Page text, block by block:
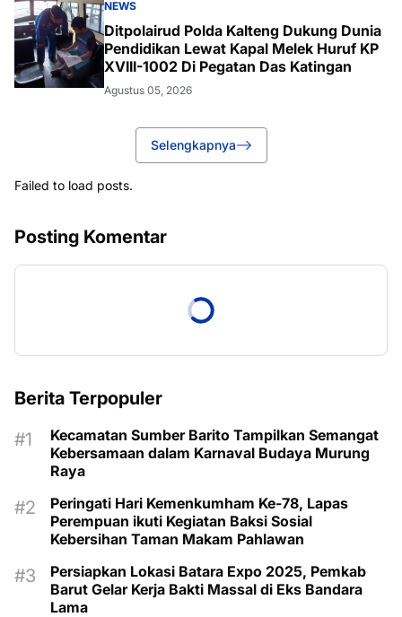
NEWS
Ditpolairud Polda Kalteng Dukung Dunia
Pendidikan Lewat Kapal Melek Huruf KP
XVIII-1002 Di Pegatan Das Katingan
Agustus 05, 2026
Selengkapnya
Failed to load posts.
Posting Komentar
Berita Terpopuler
Kecamatan Sumber Barito Tampilkan Semangat
Kebersamaan dalam Karnaval Budaya Murung
Raya
Peringati Hari Kemenkumham Ke-78, Lapas
Perempuan ikuti Kegiatan Baksi Sosial
Kebersihan Taman Makam Pahlawan
Persiapkan Lokasi Batara Expo 2025, Pemkab
Barut Gelar Kerja Bakti Massal di Eks Bandara
Lama